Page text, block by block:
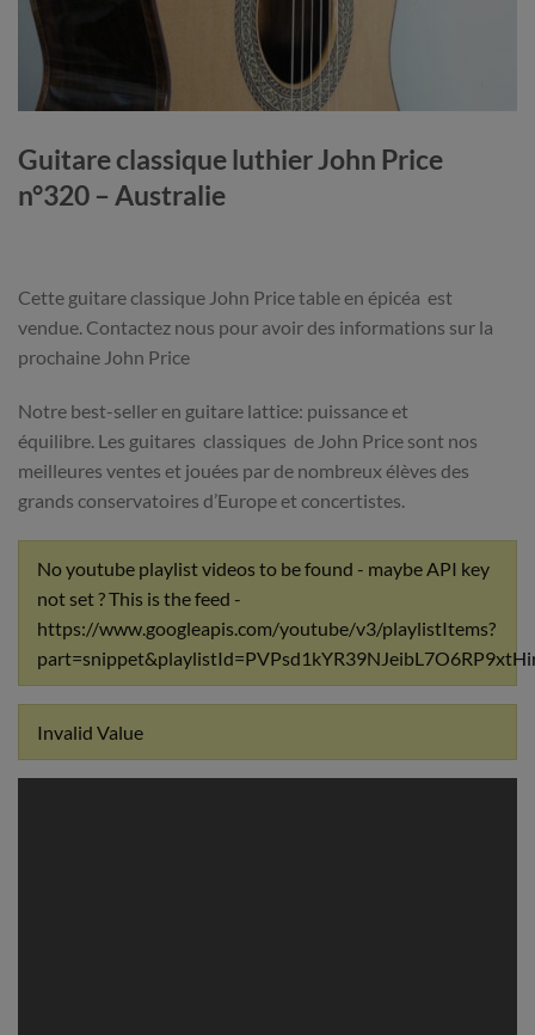
Guitare classique luthier John Price
n°320 – Australie
Cette guitare classique John Price table en épicéa est
vendue. Contactez nous pour avoir des informations sur la
prochaine John Price
Notre best-seller en guitare lattice: puissance et
équilibre. Les guitares classiques de John Price sont nos
meilleures ventes et jouées par de nombreux élèves des
grands conservatoires d’Europe et concertistes.
No youtube playlist videos to be found - maybe API key
not set ? This is the feed -
https://www.googleapis.com/youtube/v3/playlistItems?
Invalid Value